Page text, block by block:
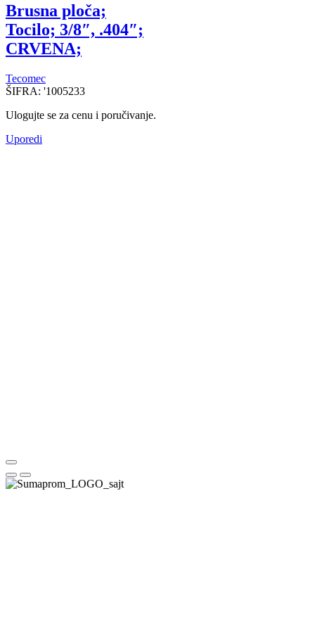
Brusna ploča;
Tocilo; 3/8″, .404″;
CRVENA;
Tecomec
ŠIFRA: '1005233
Ulogujte se za cenu i poručivanje.
Uporedi